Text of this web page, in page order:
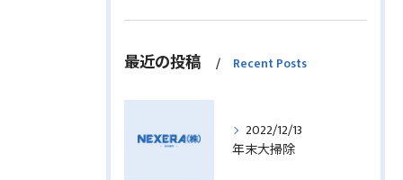
最近の投稿 Recent Posts
2022/12/13
年末大掃除